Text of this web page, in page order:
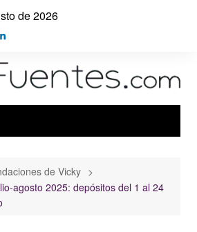
de 2026
de Vicky
agosto 2025: depósitos del 1 al 24